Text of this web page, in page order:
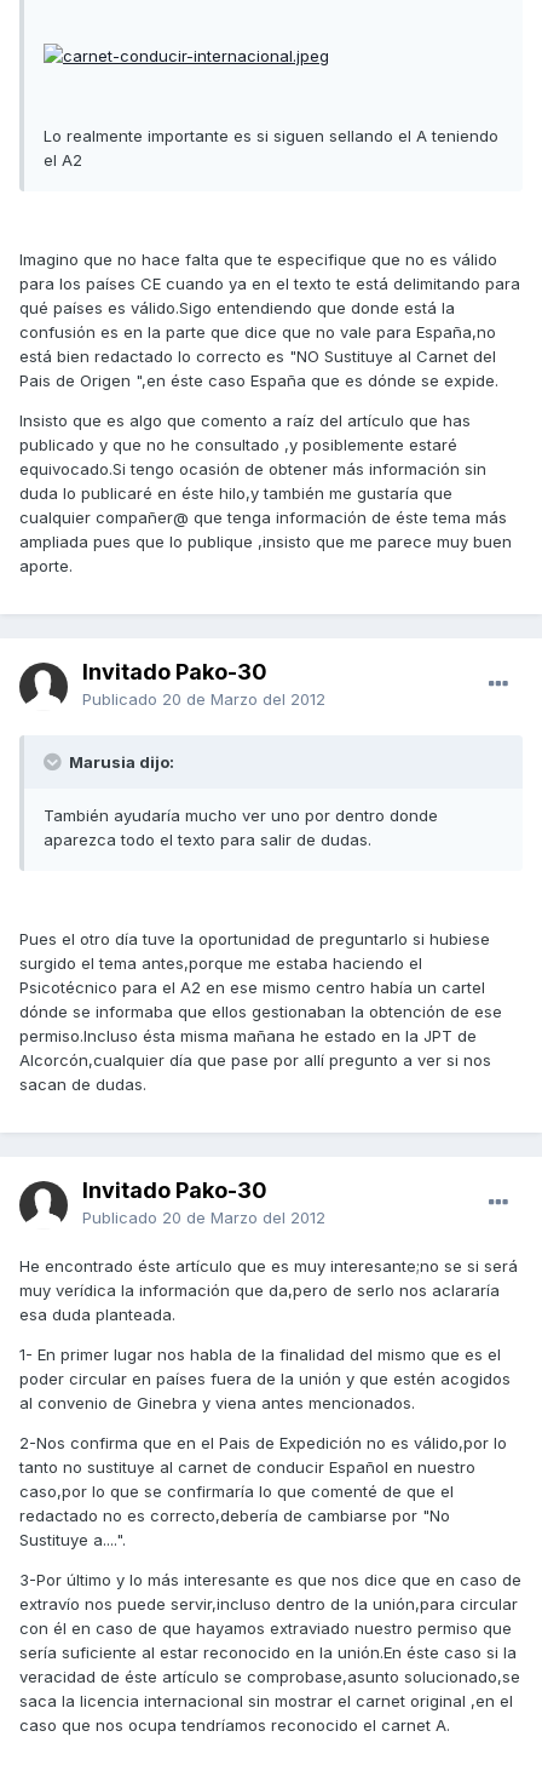
Lo realmente importante es si siguen sellando el A teniendo
el A2
Imagino que no hace falta que te especifique que no es válido
para los países CE cuando ya en el texto te está delimitando para
qué países es válido.Sigo entendiendo que donde está la
confusión es en la parte que dice que no vale para España,no
está bien redactado lo correcto es "NO Sustituye al Carnet del
Pais de Origen ",en éste caso España que es dónde se expide.
Insisto que es algo que comento a raíz del artículo que has
publicado y que no he consultado ,y posiblemente estaré
equivocado.Si tengo ocasión de obtener más información sin
duda lo publicaré en éste hilo,y también me gustaría que
cualquier compañer@ que tenga información de éste tema más
ampliada pues que lo publique ,insisto que me parece muy buen
aporte.
Invitado Pako-30
Publicado 20 de Marzo del 2012
Marusia dijo:
También ayudaría mucho ver uno por dentro donde
aparezca todo el texto para salir de dudas.
Pues el otro día tuve la oportunidad de preguntarlo si hubiese
surgido el tema antes,porque me estaba haciendo el
Psicotécnico para el A2 en ese mismo centro había un cartel
dónde se informaba que ellos gestionaban la obtención de ese
permiso.Incluso ésta misma mañana he estado en la JPT de
Alcorcón,cualquier día que pase por allí pregunto a ver si nos
sacan de dudas.
Invitado Pako-30
Publicado 20 de Marzo del 2012
He encontrado éste artículo que es muy interesante;no se si será
muy verídica la información que da,pero de serlo nos aclararía
esa duda planteada.
1- En primer lugar nos habla de la finalidad del mismo que es el
poder circular en países fuera de la unión y que estén acogidos
al convenio de Ginebra y viena antes mencionados.
2-Nos confirma que en el Pais de Expedición no es válido,por lo
tanto no sustituye al carnet de conducir Español en nuestro
caso,por lo que se confirmaría lo que comenté de que el
redactado no es correcto,debería de cambiarse por "No
Sustituye a....".
3-Por último y lo más interesante es que nos dice que en caso de
extravío nos puede servir,incluso dentro de la unión,para circular
con él en caso de que hayamos extraviado nuestro permiso que
sería suficiente al estar reconocido en la unión.En éste caso si la
veracidad de éste artículo se comprobase,asunto solucionado,se
saca la licencia internacional sin mostrar el carnet original ,en el
caso que nos ocupa tendríamos reconocido el carnet A.